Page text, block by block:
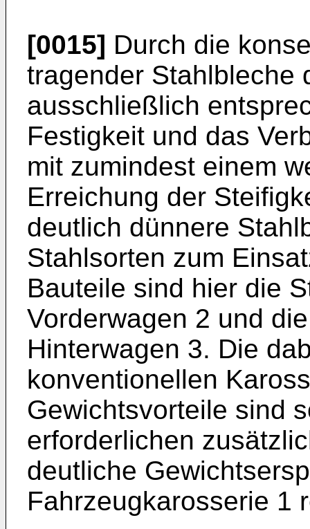
[0015] Durch die
tragender Stahlbleche
ausschließlich
Festigkeit und das
mit zumindest einem
Erreichung der
deutlich dünnere
Stahlsorten zum
Bauteile sind hier die
Vorderwagen 2 und
Hinterwagen 3. Die
konventionellen
Gewichtsvorteile sind
erforderlichen
deutliche
Fahrzeugkarosserie 1